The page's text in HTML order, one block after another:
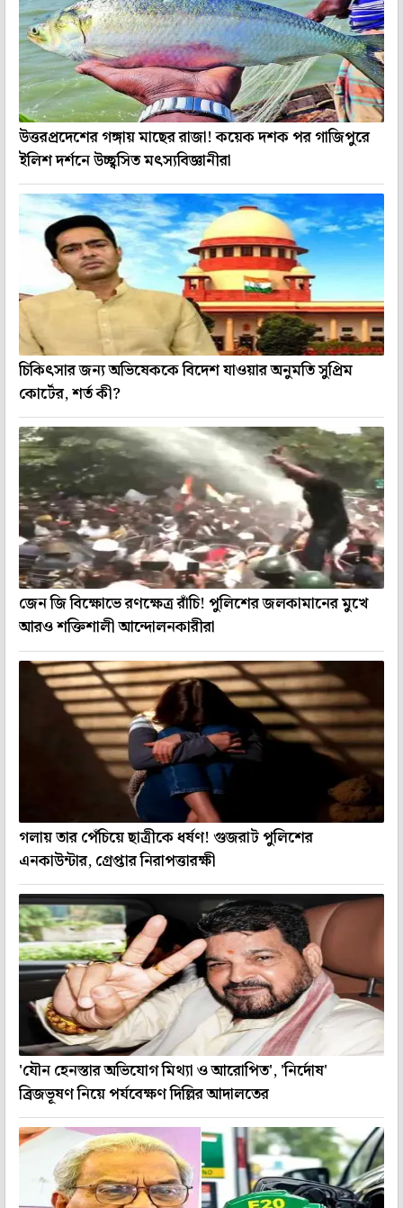
উত্তরপ্রদেশের গঙ্গায় মাছের রাজা! কয়েক দশক পর গাজিপুরে
ইলিশ দর্শনে উচ্ছ্বসিত মৎস্যবিজ্ঞানীরা
চিকিৎসার জন্য অভিষেককে বিদেশ যাওয়ার অনুমতি সুপ্রিম
কোর্টের, শর্ত কী?
জেন জি বিক্ষোভে রণক্ষেত্র রাঁচি! পুলিশের জলকামানের মুখে
আরও শক্তিশালী আন্দোলনকারীরা
গলায় তার পেঁচিয়ে ছাত্রীকে ধর্ষণ! গুজরাট পুলিশের
এনকাউন্টার, গ্রেপ্তার নিরাপত্তারক্ষী
'যৌন হেনস্তার অভিযোগ মিথ্যা ও আরোপিত', 'নির্দোষ'
ব্রিজভূষণ নিয়ে পর্যবেক্ষণ দিল্লির আদালতের